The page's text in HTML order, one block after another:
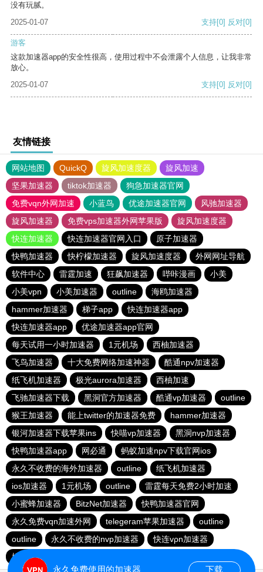
没有玩腻。
2025-01-07
支持[0] 反对[0]
游客
这款加速器app的安全性很高，使用过程中不会泄露个人信息，让我非常
放心。
2025-01-07
支持[0] 反对[0]
友情链接
网站地图 QuickQ 旋风加速度器
旋风加速
坚果加速器
tiktok加速器
狗急加速器官网
免费vqn外网加速
小蓝鸟 优途加速器官网
风驰加速器
旋风加速器
免费vps加速器外网苹果版
旋风加速度器
快连加速器
快连加速器官网入口
原子加速器
快鸭加速器
快柠檬加速器 旋风加速度器
外网网址导航
软件中心
雷霆加速 狂飙加速器 哔咔漫画
小美
小美vpn
小美加速器 outline
海鸥加速器
hammer加速器
梯子app
快连加速器app
快连加速器app
优途加速器app官网
每天试用一小时加速器
1元机场
西柚加速器
飞鸟加速器
十大免费网络加速神器
酷通npv加速器
纸飞机加速器
极光aurora加速器
西柚加速
飞驰加速器下载
黑洞官方加速器 酷通vp加速器
outline
猴王加速器
能上twitter的加速器免费
hammer加速器
银河加速器下载苹果ins
快喵vp加速器
黑洞nvp加速器
快鸭加速器app
网必通
蚂蚁加速npv下载官网ios
永久不收费的海外加速器
outline
纸飞机加速器
ios加速器
1元机场 outline
雷霆每天免费2小时加速
小蜜蜂加速器
BitzNet加速器
快鸭加速器官网
永久免费vqn加速外网
telegeram苹果加速器
outline
outline
永久不收费的nvp加速器
快连vρn加速器
橘子加速器
永久免费使用的加速器 下载